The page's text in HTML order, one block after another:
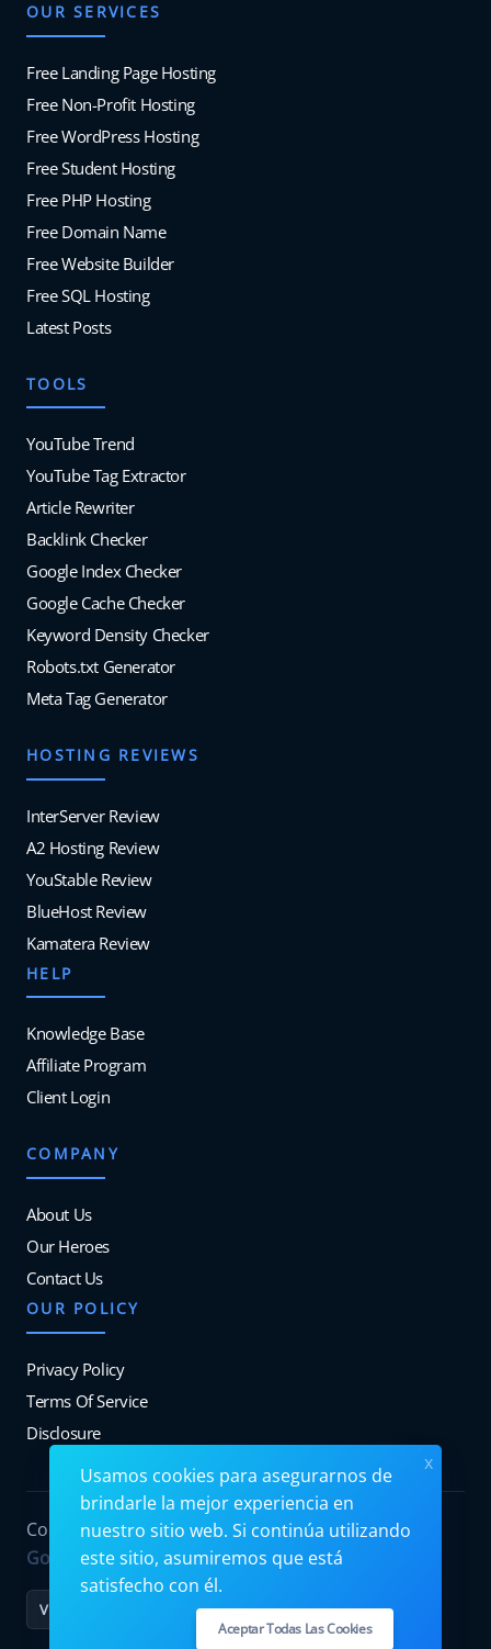
OUR SERVICES
Free Landing Page Hosting
Free Non-Profit Hosting
Free WordPress Hosting
Free Student Hosting
Free PHP Hosting
Free Domain Name
Free Website Builder
Free SQL Hosting
Latest Posts
TOOLS
YouTube Trend
YouTube Tag Extractor
Article Rewriter
Backlink Checker
Google Index Checker
Google Cache Checker
Keyword Density Checker
Robots.txt Generator
Meta Tag Generator
HOSTING REVIEWS
InterServer Review
A2 Hosting Review
YouStable Review
BlueHost Review
Kamatera Review
HELP
Knowledge Base
Affiliate Program
Client Login
COMPANY
About Us
Our Heroes
Contact Us
OUR POLICY
Privacy Policy
Terms Of Service
Disclosure
Copyrights © 2026. All Rights Reserved by
Googiehost.
VISA Stripe
Usamos cookies para asegurarnos de
brindarle la mejor experiencia en
nuestro sitio web. Si continúa utilizando
este sitio, asumiremos que está
satisfecho con él.
Aceptar Todas Las Cookies
x